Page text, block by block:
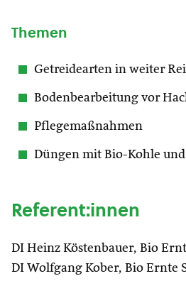
Themen
Getreidearten in weiter
Bodenbearbeitung vor
Pflegemaßnahmen
Düngen mit Bio-Kohle
Referent:innen
DI Heinz Köstenbauer, Bio
DI Wolfgang Kober, Bio Ernte